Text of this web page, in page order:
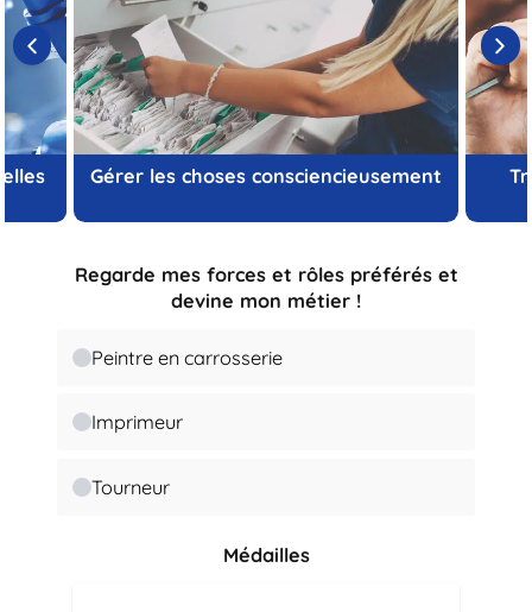
Gérer les choses consciencieusement
Regarde mes forces et rôles préférés et
devine mon métier !
Peintre en carrosserie
Imprimeur
Tourneur
Médailles